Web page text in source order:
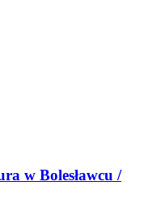
w Bolesławcu /